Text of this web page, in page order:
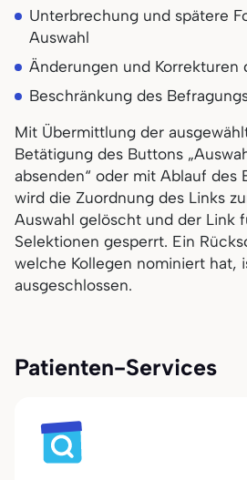
Unterbrechung und spätere
Auswahl
Änderungen und Korrekturen
Beschränkung des
Mit Übermittlung der
Betätigung des Buttons
absenden“ oder mit Ablauf des
wird die Zuordnung des Links
Auswahl gelöscht und der Link
Selektionen gesperrt. Ein
welche Kollegen nominiert hat,
ausgeschlossen.
Patienten-Services